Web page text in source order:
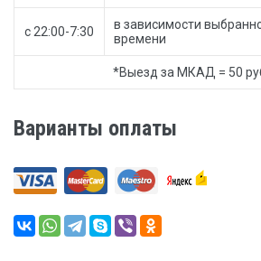
с 22:00-7:30
в зависимости
времени
*Выезд за МКАД = 50
Варианты оплаты